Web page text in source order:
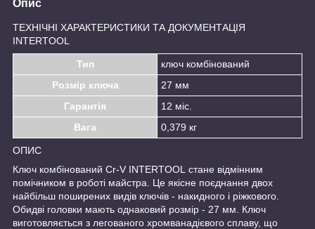
Опис
ТЕХНІЧНІ ХАРАКТЕРИСТИКИ ТА ДОКУМЕНТАЦІЯ
INTERTOOL
Тип
ключ комбінований
Розмір ключа
27 мм
Гарантія
12 міс.
Вага
0,379 кг
ОПИС
Ключ комбінований Cr-V INTERTOOL стане відмінним
помічником в роботі майстра. Це якісне поєднання двох
найбільш поширених видів ключів - накидного і ріжкового.
Обидві головки мають однаковий розмір - 27 мм. Ключ
виготовляється з легованого хромванадієвого сплаву, що